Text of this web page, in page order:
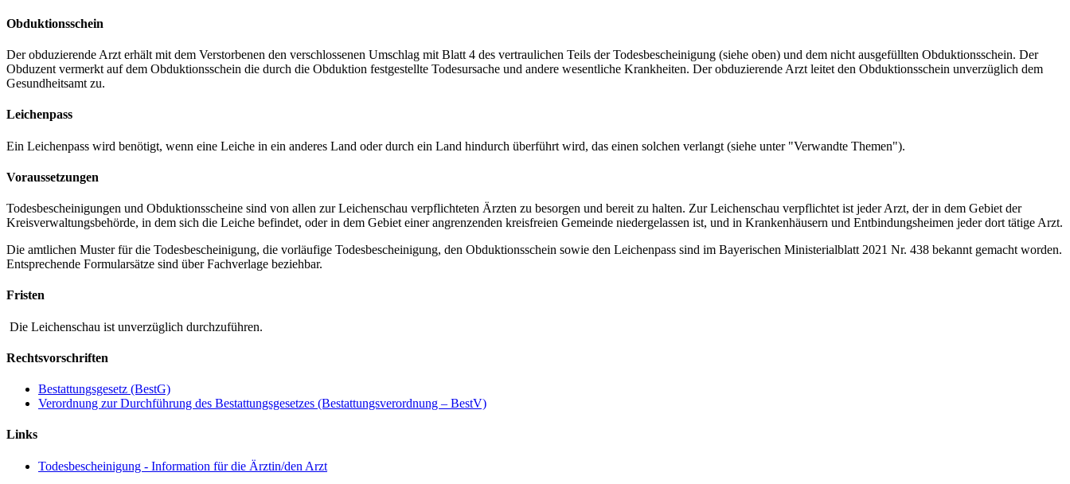
Obduktionsschein
Der obduzierende Arzt erhält mit dem Verstorbenen den verschlossenen Umschlag mit Blatt 4 des vertraulichen Teils der Todesbescheinigung (siehe oben) und dem nicht ausgefüllten Obduktionsschein. Der
Obduzent vermerkt auf dem Obduktionsschein die durch die Obduktion festgestellte Todesursache und andere wesentliche Krankheiten. Der obduzierende Arzt leitet den Obduktionsschein unverzüglich dem
Gesundheitsamt zu.
Leichenpass
Ein Leichenpass wird benötigt, wenn eine Leiche in ein anderes Land oder durch ein Land hindurch überführt wird, das einen solchen verlangt (siehe unter "Verwandte Themen").
Voraussetzungen
Todesbescheinigungen und Obduktionsscheine sind von allen zur Leichenschau verpflichteten Ärzten zu besorgen und bereit zu halten. Zur Leichenschau verpflichtet ist jeder Arzt, der in dem Gebiet der
Kreisverwaltungsbehörde, in dem sich die Leiche befindet, oder in dem Gebiet einer angrenzenden kreisfreien Gemeinde niedergelassen ist, und in Krankenhäusern und Entbindungsheimen jeder dort tätige Arzt.
Die amtlichen Muster für die Todesbescheinigung, die vorläufige Todesbescheinigung, den Obduktionsschein sowie den Leichenpass sind im Bayerischen Ministerialblatt 2021 Nr. 438 bekannt gemacht worden.
Entsprechende Formularsätze sind über Fachverlage beziehbar.
Fristen
Die Leichenschau ist unverzüglich durchzuführen.
Rechtsvorschriften
Bestattungsgesetz (BestG)
Verordnung zur Durchführung des Bestattungsgesetzes (Bestattungsverordnung – BestV)
Links
Todesbescheinigung - Information für die Ärztin/den Arzt